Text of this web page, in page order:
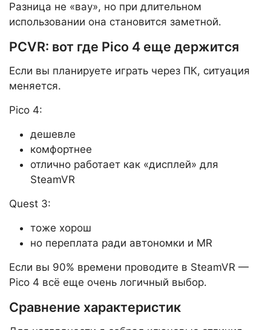
Разница не «вау», но при длительном
использовании она становится заметной.
PCVR: вот где Pico 4 еще держится
Если вы планируете играть через ПК, ситуация
меняется.
Pico 4:
дешевле
комфортнее
отлично работает как «дисплей» для
SteamVR
Quest 3:
тоже хорош
но переплата ради автономки и MR
Если вы 90% времени проводите в SteamVR —
Pico 4 всё еще очень логичный выбор.
Сравнение характеристик